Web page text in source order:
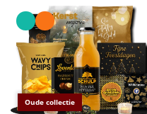
Oude collectie